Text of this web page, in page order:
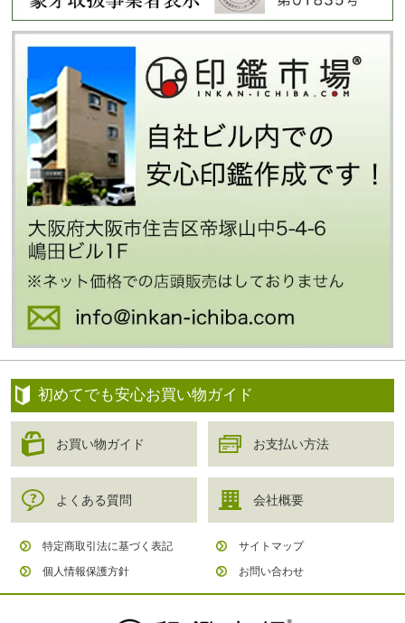
初めてでも安心お買い物ガイド
お買い物ガイド お支払い方法
よくある質問 会社概要
特定商取引法に基づく表記
サイトマップ
個人情報保護方針
お問い合わせ